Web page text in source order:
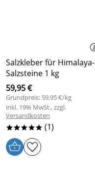
Salzkleber für Himalaya-
Salzsteine 1 kg
59,95 €
Grundpreis: 59,95 €/kg
inkl. 19% MwSt., zzgl.
Versandkosten
***** (1)